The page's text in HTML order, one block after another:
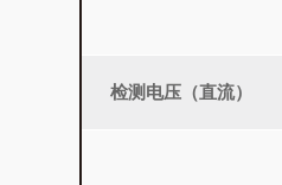
检测电压（直流）